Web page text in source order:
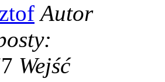
Autor
Wejść